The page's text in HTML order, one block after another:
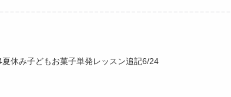
夏休み子どもお菓子単発レッスン追記6/24